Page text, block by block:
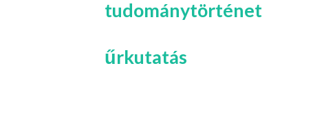
tudománytörténet
űrkutatás